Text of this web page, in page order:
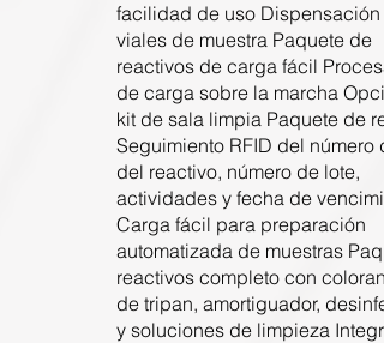
facilidad de uso Dispensación
viales de muestra Paquete de
reactivos de carga fácil
de carga sobre la marcha
kit de sala limpia Paquete de
Seguimiento RFID del número
del reactivo, número de lote,
actividades y fecha de
Carga fácil para preparación
automatizada de muestras
reactivos completo con
de tripan, amortiguador,
y soluciones de limpieza